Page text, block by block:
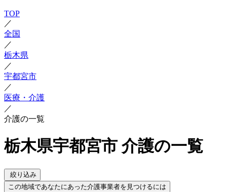
TOP
／
全国
／
栃木県
／
宇都宮市
／
医療・介護
／
介護の一覧
栃木県宇都宮市 介護の一覧
絞り込み
この地域であなたにあった介護事業者を見つけるには